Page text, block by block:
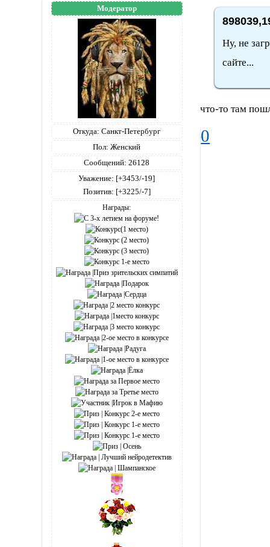
Модератор
Откуда: Санкт-Петербург
Пол: Женский
Сообщений: 26128
Уважение: [+3453/-19]
Позитив: [+3225/-7]
Награды:
Ну, не
сайте...
что-то там
0